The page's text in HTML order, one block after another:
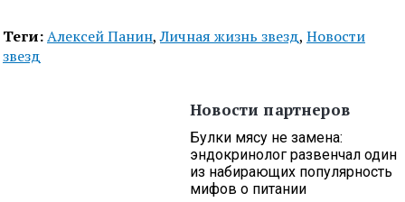
Теги:Алексей Панин,Личная жизнь звезд, Новости
звезд
Новости партнеров
Булки мясу не замена:
эндокринолог развенчал один
из набирающих популярность
мифов о питании